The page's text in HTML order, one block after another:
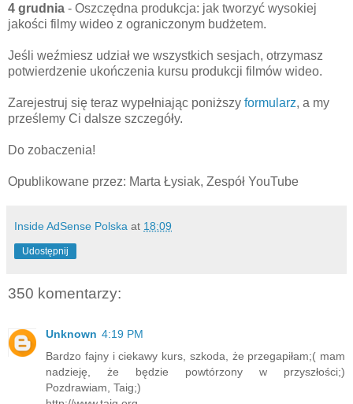
4 grudnia - Oszczędna produkcja: jak tworzyć wysokiej
jakości filmy wideo z ograniczonym budżetem.
Jeśli weźmiesz udział we wszystkich sesjach, otrzymasz
potwierdzenie ukończenia kursu produkcji filmów wideo.
Zarejestruj się teraz wypełniając poniższy formularz, a my
prześlemy Ci dalsze szczegóły.
Do zobaczenia!
Opublikowane przez: Marta Łysiak, Zespół YouTube
Inside AdSense Polska at 18:09
Udostępnij
350 komentarzy:
Unknown 4:19 PM
Bardzo fajny i ciekawy kurs, szkoda, że przegapiłam;( mam
nadzieję, że będzie powtórzony w przyszłości;)
Pozdrawiam, Taig;)